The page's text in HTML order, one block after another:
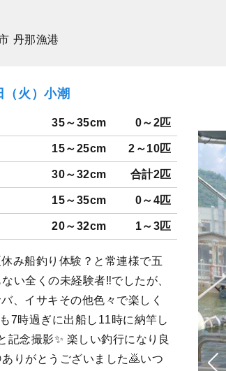
丹那漁港
（火）小潮
35～35cm 0～2匹
15～25cm 2～10匹
30～32cm 合計2匹
15～35cm 0～4匹
20～32cm 1～3匹
み船釣り体験？と常連様で五
い全くの未経験者‼️でしたが、
、イサキその他色々で楽しく
7時過ぎに出船し11時に納竿し
記念撮影✨ 楽しい釣行になり良
りがとうございました🙇いつ